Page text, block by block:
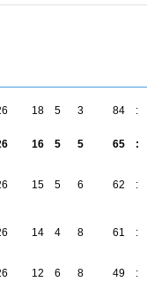
18 5 3 84 :
16 5 5 65 :
15 5 6 62 :
14 4 8 61 :
12 6 8 49 :